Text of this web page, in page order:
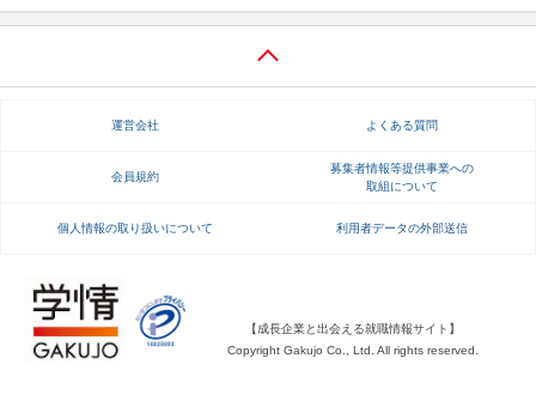
適職診断 就活チャンネル
運営会社 よくある質問
会員規約
募集者情報等提供事業への
取組について
個人情報の取り扱いについて 利用者データの外部送信
【成長企業と出会える就職情報サイト】
Copyright Gakujo Co., Ltd. All rights reserved.